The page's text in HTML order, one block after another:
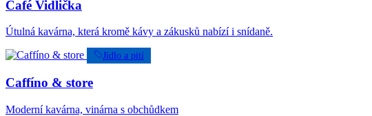
Café Vidlička
Útulná kavárna, která kromě kávy a zákusků nabízí i snídaně.
Jídlo a pití
Caffíno & store
Moderní kavárna, vinárna s obchůdkem